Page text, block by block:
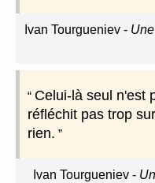
Ivan Tourgueniev -
Celui-là seul n'est
réfléchit pas trop
rien.
Ivan Tourgueniev -